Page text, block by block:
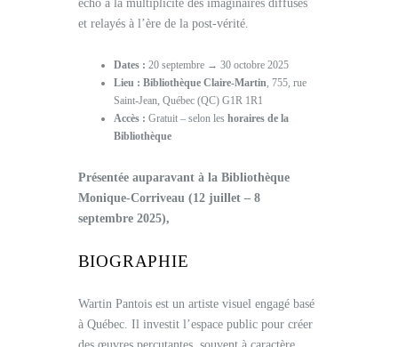
écho à la multiplicité des imaginaires diffusés
et relayés à l’ère de la post-vérité.
Dates : 20 septembre → 30 octobre 2025
Lieu : Bibliothèque Claire-Martin , 755, rue
Saint-Jean, Québec (QC) G1R 1R1
Accès : Gratuit – selon les horaires de la
Bibliothèque
Présentée auparavant à la Bibliothèque
Monique-Corriveau (12 juillet – 8
septembre 2025),
BIOGRAPHIE
Wartin Pantois est un artiste visuel engagé basé
à Québec. Il investit l’espace public pour créer